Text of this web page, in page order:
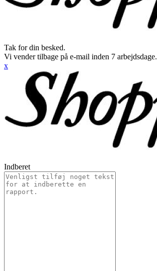
Tak for din besked.
Vi vender tilbage på e-mail inden 7 arbejdsdage.
x
Indberet